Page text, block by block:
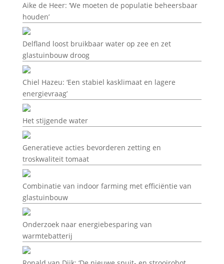
Aike de Heer: ‘We moeten de populatie beheersbaar
houden’
Delfland loost bruikbaar water op zee en zet
glastuinbouw droog
Chiel Hazeu: ‘Een stabiel kasklimaat en lagere
energievraag’
Het stijgende water
Generatieve acties bevorderen zetting en
troskwaliteit tomaat
Combinatie van indoor farming met efficiëntie van
glastuinbouw
Onderzoek naar energiebesparing van
warmtebatterij